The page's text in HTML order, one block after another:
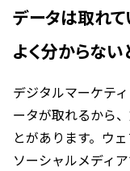
データは取れ
よく分からない
デジタルマーケテ
ータが取れるから
とがあります。ウ
ソーシャルメディ